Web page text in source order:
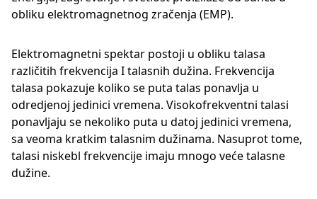
obliku elektromagnetnog zračenja (EMP).
Elektromagnetni spektar postoji u obliku talasa
različitih frekvencija I talasnih dužina. Frekvencija
talasa pokazuje koliko se puta talas ponavlja u
odredjenoj jedinici vremena. Visokofrekventni talasi
ponavljaju se nekoliko puta u datoj jedinici vremena,
sa veoma kratkim talasnim dužinama. Nasuprot tome,
talasi niskebl frekvencije imaju mnogo veće talasne
dužine.